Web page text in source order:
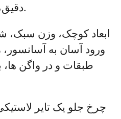
دقیق، توان خروجی قوی.
ابعاد کوچک، وزن
ورود آسان به
طبقات و در واگن ها،
چرخ جلو یک تایر